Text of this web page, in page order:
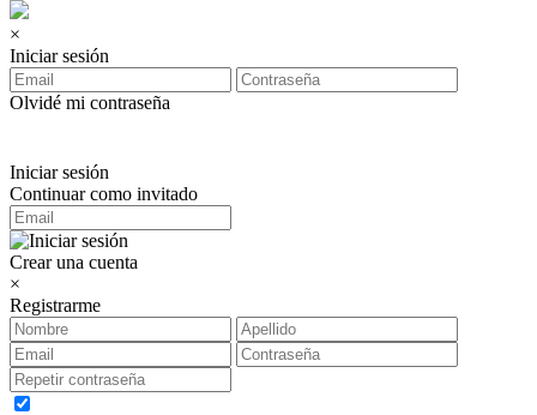
×
Iniciar sesión
Olvidé mi contraseña
Iniciar sesión
Continuar como invitado
Crear una cuenta
×
Registrarme